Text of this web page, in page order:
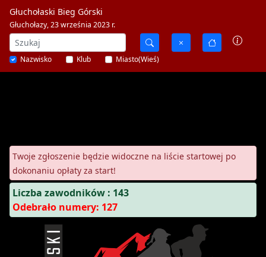
Głuchołaski Bieg Górski
Głuchołazy, 23 września 2023 r.
Nazwisko Klub Miasto(Wieś)
Twoje zgłoszenie będzie widoczne na liście startowej po
dokonaniu opłaty za start!
Liczba zawodników : 143
Odebrało numery: 127